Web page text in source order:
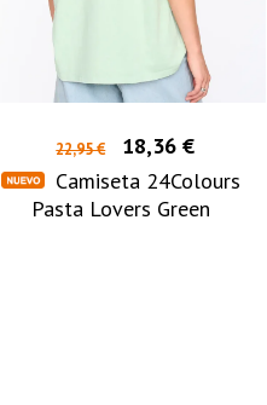
22,95 €
18,36 €
Camiseta 24Colours
Pasta Lovers Green